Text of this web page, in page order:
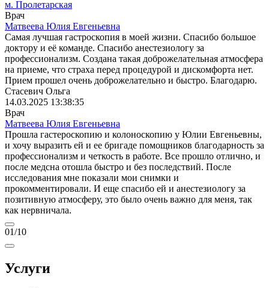
м. Пролетарская
Врач
Матвеева Юлия Евгеньевна
Самая лучшая гастроскопия в моей жизни. Спасибо большое
доктору и её команде. Спасибо анестезиологу за
профессионализм. Создана такая доброжелательная атмосфера
на приеме, что страха перед процедурой и дискомфорта нет.
Прием прошел очень доброжелательно и быстро. Благодарю.
Стасевич Ольга
14.03.2025 13:38:35
Врач
Матвеева Юлия Евгеньевна
Прошла гастероскопию и колоноскопию у Юлии Евгеньевны,
и хочу выразить ей и ее бригаде помощников благодарность за
профессионализм и четкость в работе. Все прошло отлично, и
после медсна отошла быстро и без последствий. После
исследования мне показали мои снимки и
прокомментировали. И еще спасибо ей и анестезиологу за
позитивную атмосферу, это было очень важно для меня, так
как нервничала.
01/10
Услуги